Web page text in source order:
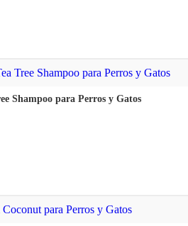
Shampoo para Perros y Gatos